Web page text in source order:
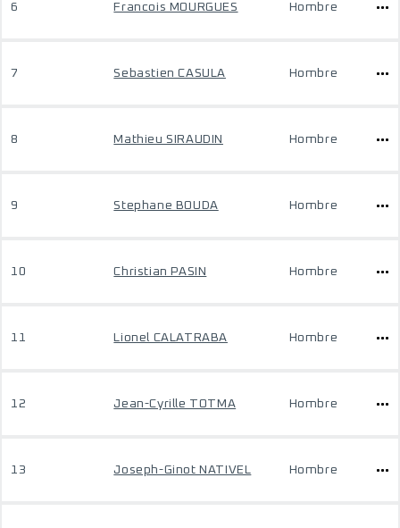
6 Francois MOURGUES Hombre
7 Sebastien CASULA Hombre
8 Mathieu SIRAUDIN Hombre
9 Stephane BOUDA Hombre
10 Christian PASIN Hombre
11 Lionel CALATRABA Hombre
12 Jean-Cyrille TOTMA Hombre
13 Joseph-Ginot NATIVEL Hombre